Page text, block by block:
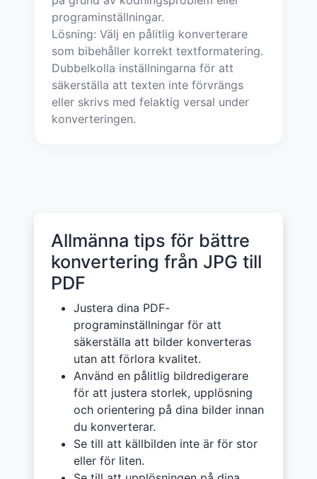
programinställningar.
Lösning: Välj en pålitlig konverterare
som bibehåller korrekt textformatering.
Dubbelkolla inställningarna för att
säkerställa att texten inte förvrängs
eller skrivs med felaktig versal under
konverteringen.
Allmänna tips för bättre
konvertering från JPG till
PDF
Justera dina PDF-
programinställningar för att
säkerställa att bilder konverteras
utan att förlora kvalitet.
Använd en pålitlig bildredigerare
för att justera storlek, upplösning
och orientering på dina bilder innan
du konverterar.
Se till att källbilden inte är för stor
eller för liten.